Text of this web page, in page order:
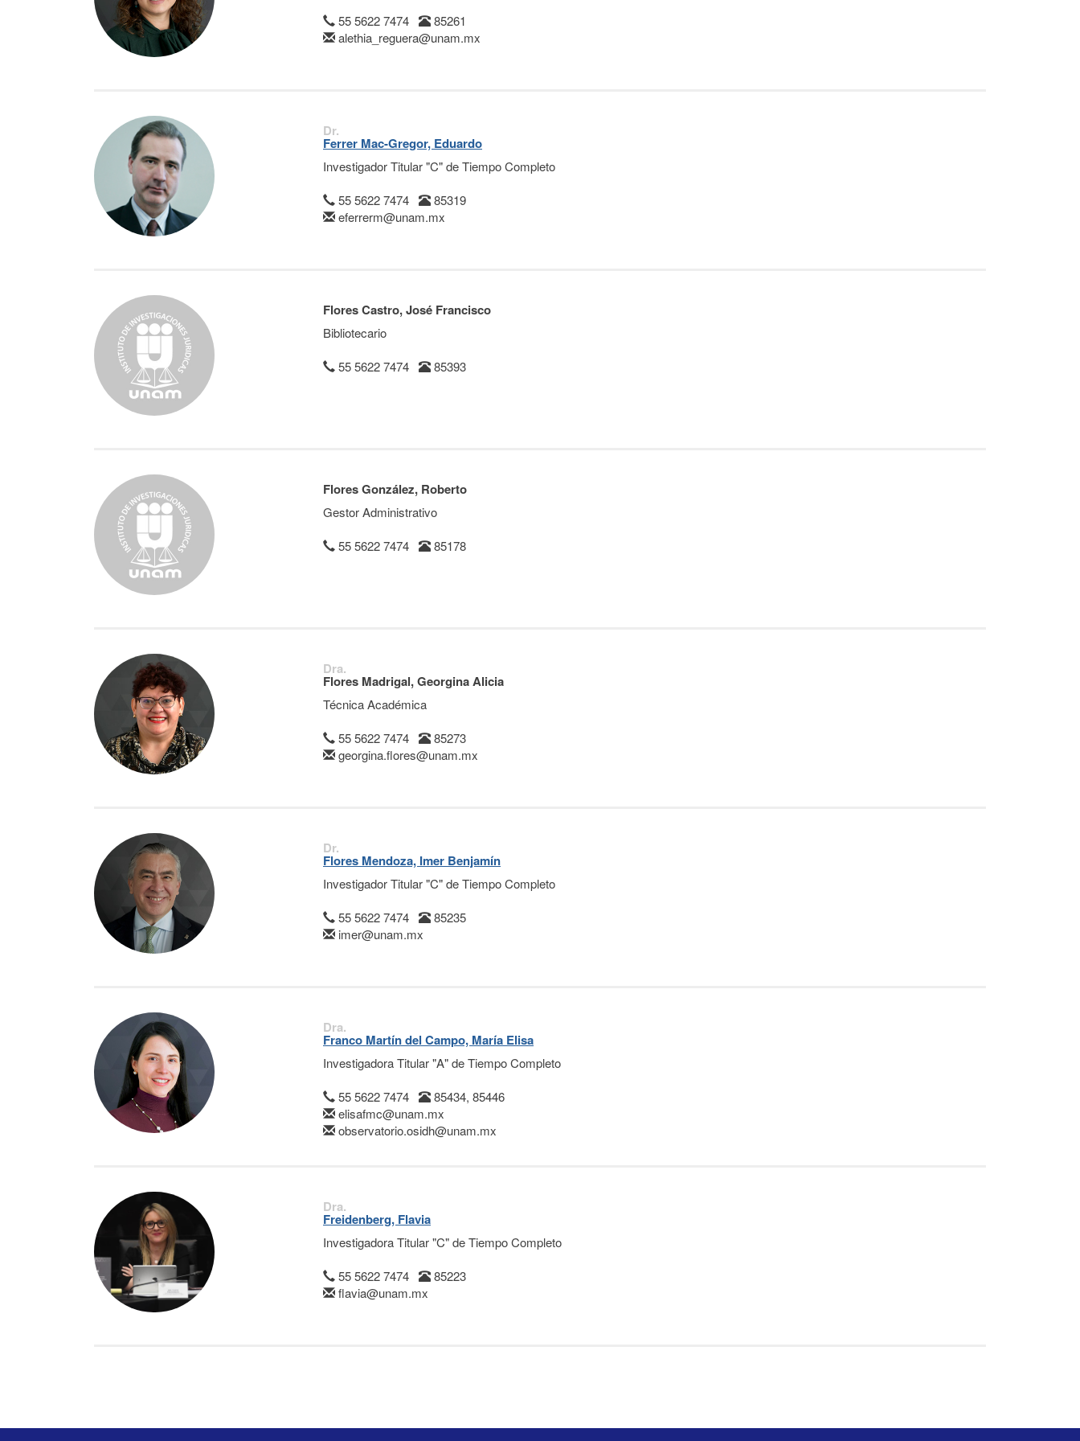
55 5622 7474
85261
alethia_reguera@unam.mx
Dr.
Ferrer Mac-Gregor, Eduardo
Investigador Titular "C" de Tiempo Completo
55 5622 7474
85319
eferrerm@unam.mx
Flores Castro, José Francisco
Bibliotecario
55 5622 7474
85393
Flores González, Roberto
Gestor Administrativo
55 5622 7474
85178
Dra.
Flores Madrigal, Georgina Alicia
Técnica Académica
55 5622 7474
85273
georgina.flores@unam.mx
Dr.
Flores Mendoza, Imer Benjamín
Investigador Titular "C" de Tiempo Completo
55 5622 7474
85235
imer@unam.mx
Dra.
Franco Martín del Campo, María Elisa
Investigadora Titular "A" de Tiempo Completo
55 5622 7474
85434, 85446
elisafmc@unam.mx
observatorio.osidh@unam.mx
Dra.
Freidenberg, Flavia
Investigadora Titular "C" de Tiempo Completo
55 5622 7474
85223
flavia@unam.mx